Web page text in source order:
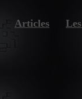
Articles